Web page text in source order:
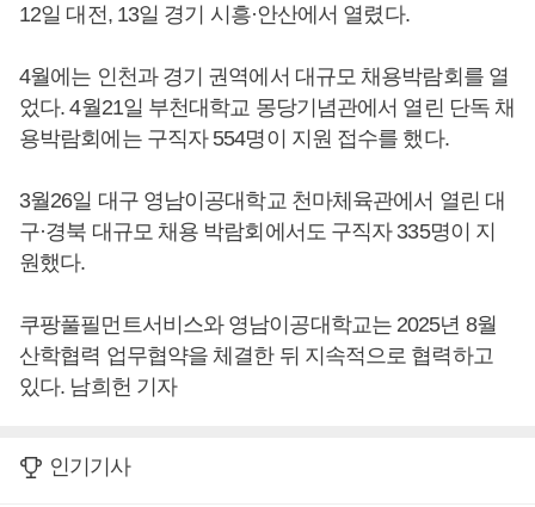
12일 대전, 13일 경기 시흥·안산에서 열렸다.
4월에는 인천과 경기 권역에서 대규모 채용박람회를 열
었다. 4월21일 부천대학교 몽당기념관에서 열린 단독 채
용박람회에는 구직자 554명이 지원 접수를 했다.
3월26일 대구 영남이공대학교 천마체육관에서 열린 대
구·경북 대규모 채용 박람회에서도 구직자 335명이 지
원했다.
쿠팡풀필먼트서비스와 영남이공대학교는 2025년 8월
산학협력 업무협약을 체결한 뒤 지속적으로 협력하고
있다. 남희헌 기자
인기기사